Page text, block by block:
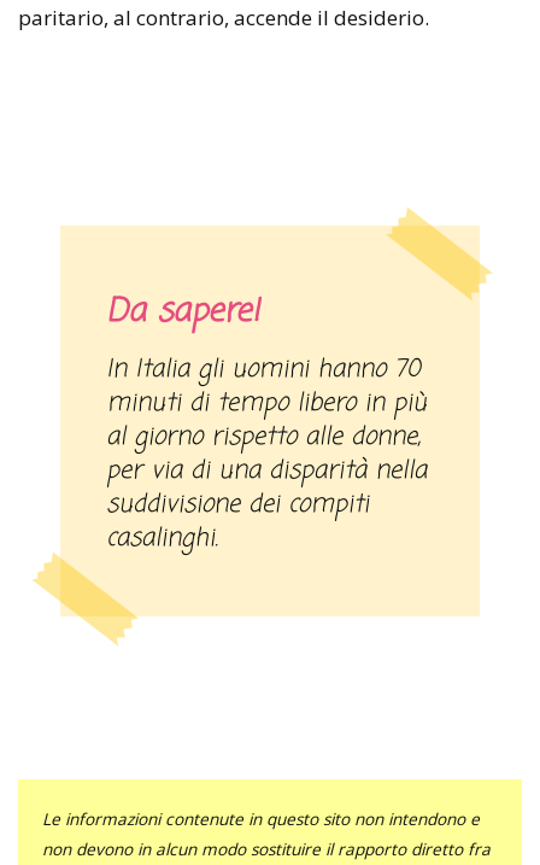
paritario, al contrario, accende il desiderio.
Da sapere!
In Italia gli uomini hanno 70
minuti di tempo libero in più
al giorno rispetto alle donne,
per via di una disparità nella
suddivisione dei compiti
casalinghi.
Le informazioni contenute in questo sito non intendono e
non devono in alcun modo sostituire il rapporto diretto fra